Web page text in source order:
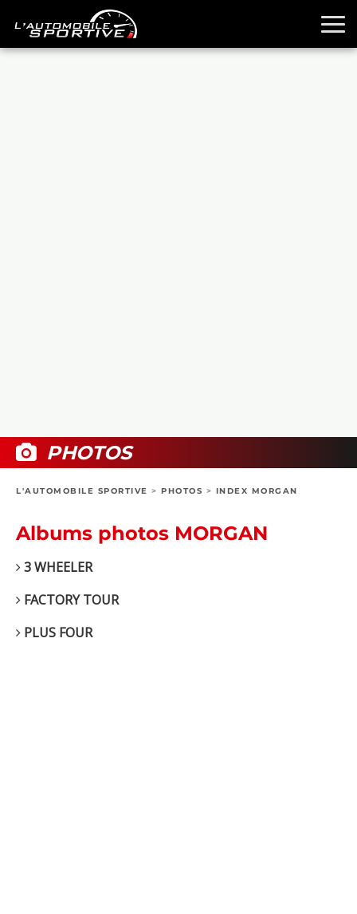
BOUTIQUE
PHOTOS
L'AUTOMOBILE SPORTIVE > PHOTOS > INDEX MORGAN
Albums photos MORGAN
3 WHEELER
FACTORY TOUR
PLUS FOUR